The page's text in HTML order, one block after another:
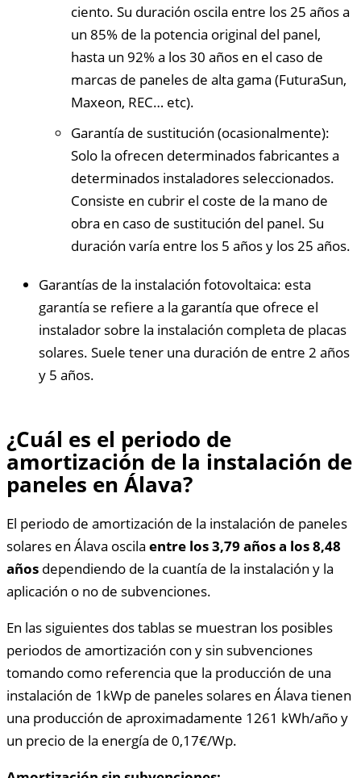
ciento. Su duración oscila entre los 25 años a
un 85% de la potencia original del panel,
hasta un 92% a los 30 años en el caso de
marcas de paneles de alta gama (FuturaSun,
Maxeon, REC… etc).
Garantía de sustitución (ocasionalmente):
Solo la ofrecen determinados fabricantes a
determinados instaladores seleccionados.
Consiste en cubrir el coste de la mano de
obra en caso de sustitución del panel. Su
duración varía entre los 5 años y los 25 años.
Garantías de la instalación fotovoltaica: esta
garantía se refiere a la garantía que ofrece el
instalador sobre la instalación completa de placas
solares. Suele tener una duración de entre 2 años
y 5 años.
¿Cuál es el periodo de
amortización de la instalación de
paneles en Álava?
El periodo de amortización de la instalación de paneles
solares en Álava oscila entre los 3,79 años a los 8,48
años dependiendo de la cuantía de la instalación y la
aplicación o no de subvenciones.
En las siguientes dos tablas se muestran los posibles
periodos de amortización con y sin subvenciones
tomando como referencia que la producción de una
instalación de 1kWp de paneles solares en Álava tienen
una producción de aproximadamente 1261 kWh/año y
un precio de la energía de 0,17€/Wp.